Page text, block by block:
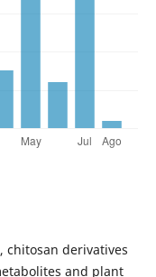
chitosan derivatives
and plant